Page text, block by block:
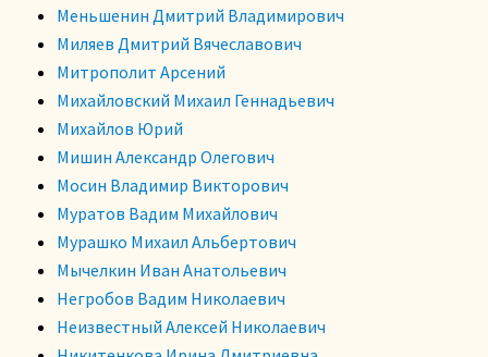
Меньшенин Дмитрий Владимирович
Миляев Дмитрий Вячеславович
Митрополит Арсений
Михайловский Михаил Геннадьевич
Михайлов Юрий
Мишин Александр Олегович
Мосин Владимир Викторович
Муратов Вадим Михайлович
Мурашко Михаил Альбертович
Мычелкин Иван Анатольевич
Негробов Вадим Николаевич
Неизвестный Алексей Николаевич